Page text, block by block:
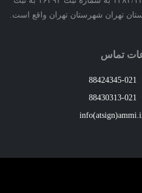
شهرستان تهران واقع است.